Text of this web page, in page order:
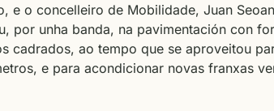
e o concelleiro de Mobilidade, Juan
por unha banda, na pavimentación con
cadrados, ao tempo que se aproveitou
e para acondicionar novas franxas